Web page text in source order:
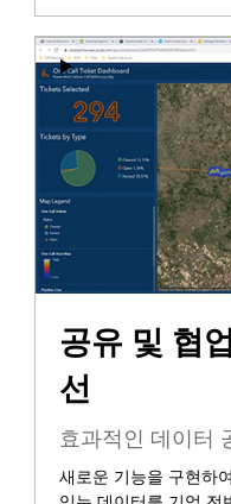
공유 및 협
선
효과적인 데이터
새로운 기능을 구현하